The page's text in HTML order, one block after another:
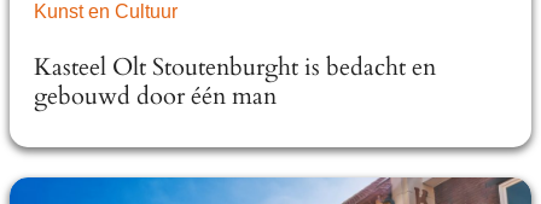
Kunst en Cultuur
Kasteel Olt Stoutenburght is bedacht en
gebouwd door één man